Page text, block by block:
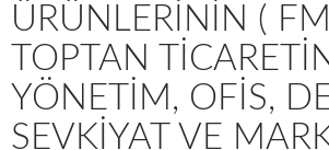
ÜRÜNLERININ (
TOPTAN
YÖNETIM, OFIS,
SEVKIYAT VE